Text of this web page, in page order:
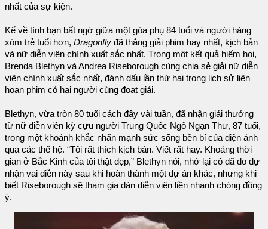
nhất của sự kiện.
Kể về tình bạn bất ngờ giữa một góa phụ 84 tuổi và người hàng
xóm trẻ tuổi hơn, Dragonfly đã thắng giải phim hay nhất, kịch bản
và nữ diễn viên chính xuất sắc nhất. Trong một kết quả hiếm hoi,
Brenda Blethyn và Andrea Riseborough cùng chia sẻ giải nữ diễn
viên chính xuất sắc nhất, đánh dấu lần thứ hai trong lịch sử liên
hoan phim có hai người cùng đoạt giải.
Blethyn, vừa tròn 80 tuổi cách đây vài tuần, đã nhận giải thưởng
từ nữ diễn viên kỳ cựu người Trung Quốc Ngô Ngạn Thư, 87 tuổi,
trong một khoảnh khắc nhấn mạnh sức sống bền bỉ của điện ảnh
qua các thế hệ. “Tôi rất thích kịch bản. Viết rất hay. Khoảng thời
gian ở Bắc Kinh của tôi thật đẹp,” Blethyn nói, nhớ lại cô đã do dự
nhận vai diễn này sau khi hoàn thành một dự án khác, nhưng khi
biết Riseborough sẽ tham gia dàn diễn viên liền nhanh chóng đồng
ý.